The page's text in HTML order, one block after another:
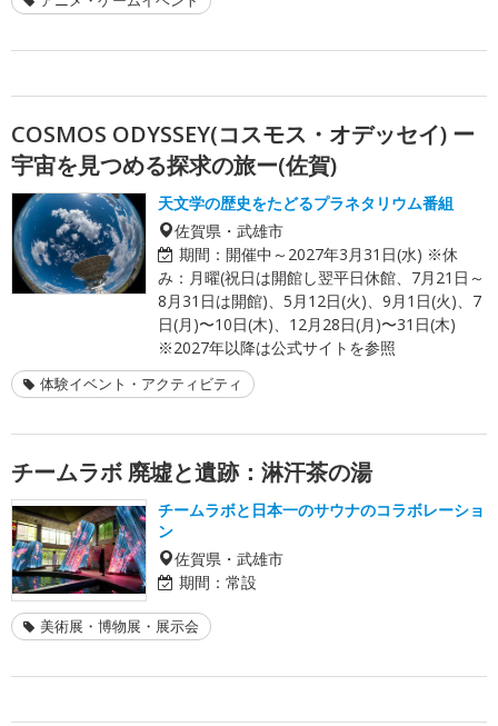
COSMOS ODYSSEY(コスモス・オデッセイ) ー
宇宙を見つめる探求の旅ー(佐賀)
天文学の歴史をたどるプラネタリウム番組
佐賀県・武雄市
期間： 開催中～2027年3月31日(水) ※休
み：月曜(祝日は開館し翌平日休館、7月21日～
8月31日は開館)、5月12日(火)、9月1日(火)、7
日(月)〜10日(木)、12月28日(月)〜31日(木)
※2027年以降は公式サイトを参照
体験イベント・アクティビティ
チームラボ 廃墟と遺跡：淋汗茶の湯
チームラボと日本一のサウナのコラボレーショ
ン
佐賀県・武雄市
期間： 常設
美術展・博物展・展示会